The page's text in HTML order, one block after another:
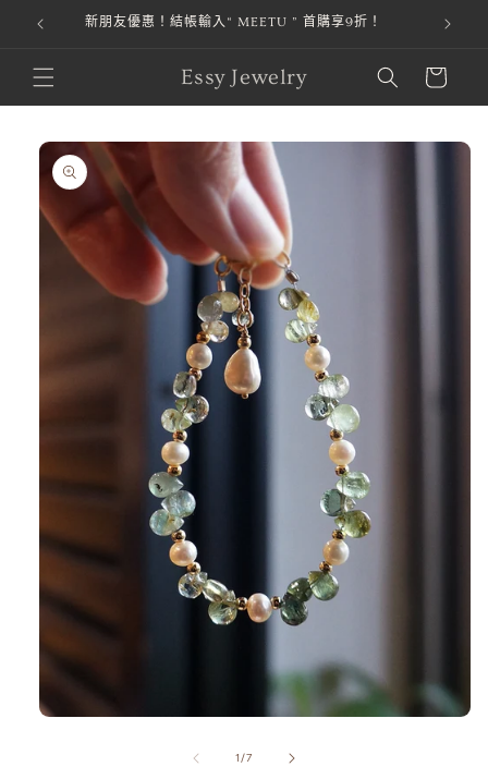
跳至內容新朋友優惠！結帳輸入“ MEETU ” 首購享9折！
Essy Jewelry
物
車
略過產品
資訊
1//7